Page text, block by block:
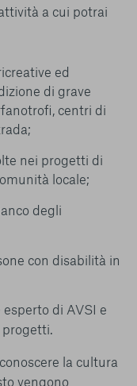
a cui potrai
ed
di grave
centri di
nei progetti di
locale;
degli
con disabilità in
di AVSI e
la cultura
vengono